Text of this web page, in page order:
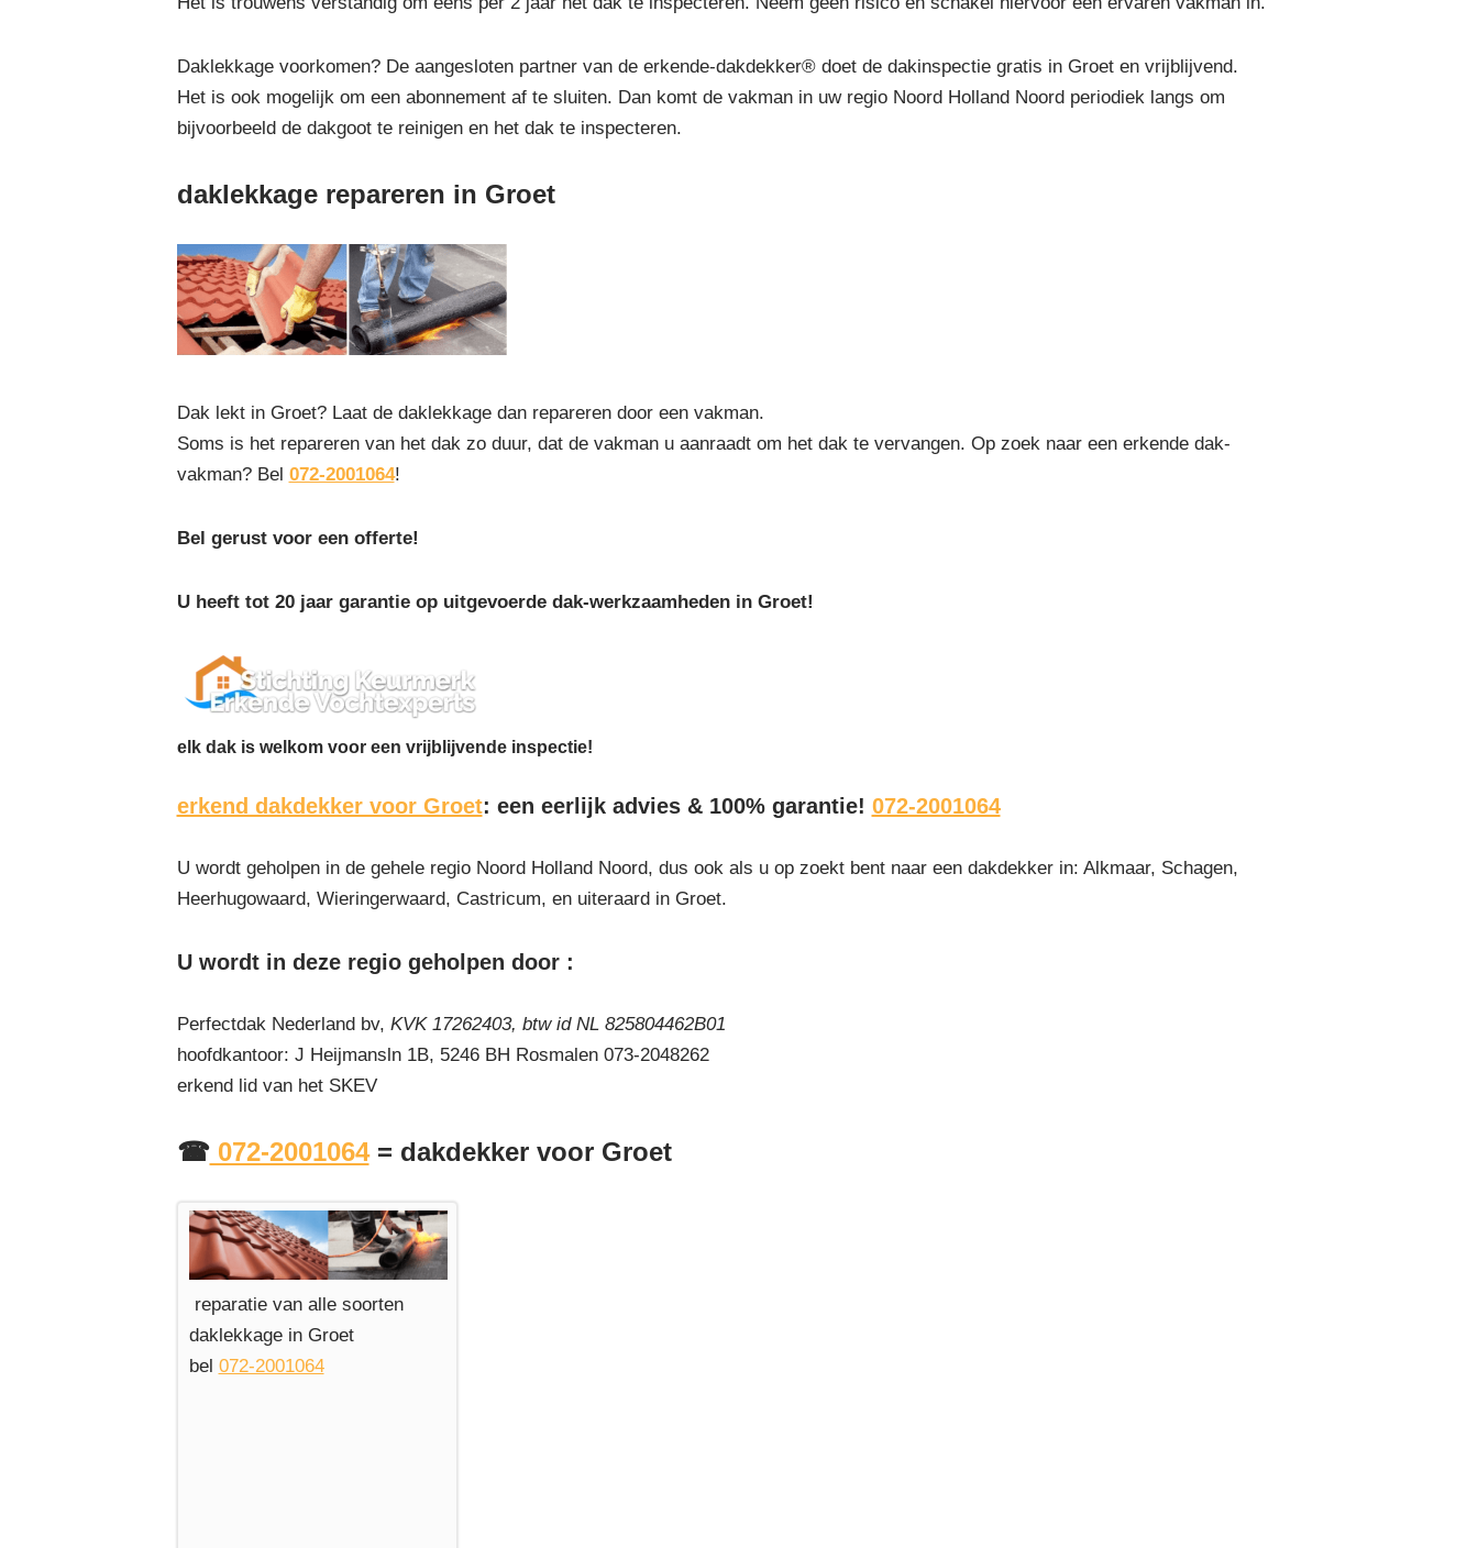
Daklekkage voorkomen? De aangesloten partner van de erkende-dakdekker® doet de dakinspectie gratis in Groet en vrijblijvend.
Het is ook mogelijk om een abonnement af te sluiten. Dan komt de vakman in uw regio Noord Holland Noord periodiek langs om
bijvoorbeeld de dakgoot te reinigen en het dak te inspecteren.
daklekkage repareren in Groet
Dak lekt in Groet? Laat de daklekkage dan repareren door een vakman.
Soms is het repareren van het dak zo duur, dat de vakman u aanraadt om het dak te vervangen. Op zoek naar een erkende dak-
vakman? Bel 072-2001064!
Bel gerust voor een offerte!
U heeft tot 20 jaar garantie op uitgevoerde dak-werkzaamheden in Groet!
elk dak is welkom voor een vrijblijvende inspectie!
erkend dakdekker voor Groet: een eerlijk advies & 100% garantie! 072-2001064
U wordt geholpen in de gehele regio Noord Holland Noord, dus ook als u op zoekt bent naar een dakdekker in: Alkmaar, Schagen,
Heerhugowaard, Wieringerwaard, Castricum, en uiteraard in Groet.
U wordt in deze regio geholpen door :
Perfectdak Nederland bv, KVK 17262403, btw id NL 825804462B01
hoofdkantoor: J Heijmansln 1B, 5246 BH Rosmalen 073-2048262
erkend lid van het SKEV
☎072-2001064= dakdekker voor Groet
reparatie van alle soorten
daklekkage in Groet
bel 072-2001064